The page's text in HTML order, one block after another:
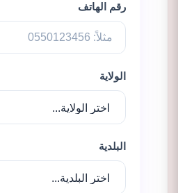
رقم الهاتف
الولاية
البلدية